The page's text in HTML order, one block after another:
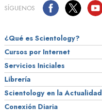
SÍGUENOS
¿Qué es Scientology?
Cursos por Internet
Servicios Iniciales
Librería
Scientology en la Actualidad
Conexión Diaria